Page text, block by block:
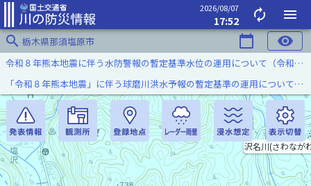
2026/08/07
17:52 autorenew
menu
search 栃木県那須塩原市 calendar_today visibility
沢名川(さわなが
令和８年熊本地震に伴う水防警報の暫定基準水位の運用について（令和８年８月７日）
「令和８年熊本地震」に伴う球磨川洪水予報の暫定基準の運用について（令和８年８月５日）